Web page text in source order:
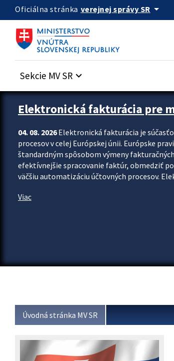
Preskocit na hlavný obsah
Oficiálna stránka verejnej správy SR arrow_drop_down
Sekcie MV SR keyboard_arrow_down
Zastavit automatický posun upútavok
Elektronická fakturácia pre
04. 08. 2026Elektronická fakturácia je
procesov v celej Európskej únii. Európske
štandardným spôsobom výmeny
efektívnejšie spracovanie faktúr, obmedziť
väčšiu automatizáciu účtovných procesov.
Viac
Úvodná stránka MV SR